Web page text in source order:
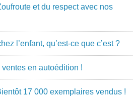
et du respect avec nos
l’enfant, qu’est-ce que c’est ?
en autoédition !
17 000 exemplaires vendus !